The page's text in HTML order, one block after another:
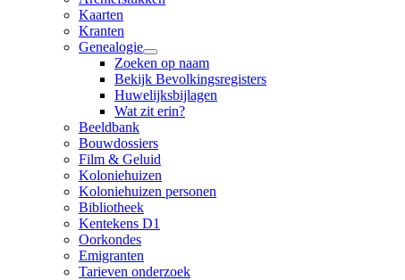
Kaarten
Kranten
Genealogie
Zoeken op naam
Bekijk Bevolkingsregisters
Huwelijksbijlagen
Wat zit erin?
Beeldbank
Bouwdossiers
Film & Geluid
Koloniehuizen
Koloniehuizen personen
Bibliotheek
Kentekens D1
Oorkondes
Emigranten
Tarieven onderzoek